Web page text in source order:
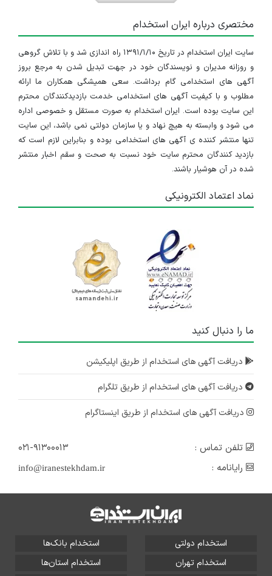
مختصری درباره ایران استخدام
سایت ایران استخدام در تاریخ ۱۳۹۱/۱/۱۰ راه اندازی شد و با تلاش گروهی
و روزانه مدیران و نویسندگان خود در جهت تبدیل شدن به مرجع بروز
آگهی های استخدامی گام برداشت. سعی همیشگی همکاران ما ارائه
مطلوب و با کیفیت آگهی های استخدامی خدمت بازدیدکنندگان محترم
این سایت بوده است. ایران استخدام به صورت مستقل و خصوصی اداره
می شود و وابسته به هیچ نهاد و یا سازمان دولتی نمی باشد، این سایت
تنها منتشر کننده ی آگهی های استخدامی بوده و بنابراین لازم است که
بازدید کنندگان محترم سایت خود نسبت به صحت و سقم اخبار منتشر
شده در آن هوشیار باشند.
نماد اعتماد الکترونیکی
ما را دنبال کنید
دریافت آگهی های استخدام از طریق اپلیکیشن
دریافت آگهی های استخدام از طریق تلگرام
دریافت آگهی های استخدام از طریق اینستاگرام
تلفن تماس :
۰۲۱-۹۱۳۰۰۰۱۳
رایانامه :
info@iranestekhdam.ir
استخدام دولتی
استخدام بانک‌ها
استخدام تهران
استخدام استان‌ها